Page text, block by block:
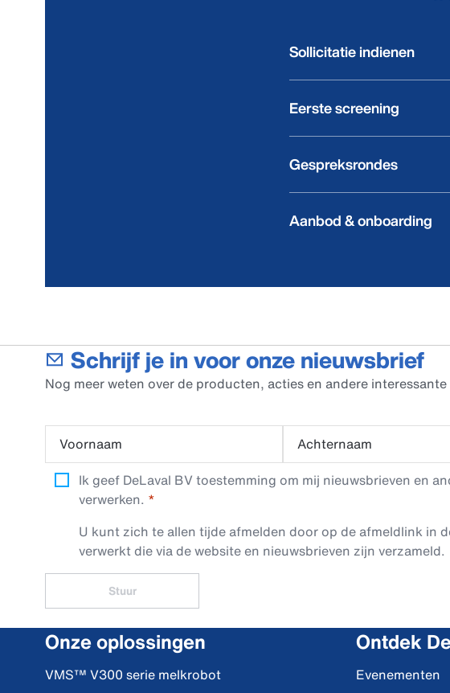
Sollicitatie indienen
Eerste screening
Gespreksrondes
Aanbod & onboarding
Schrijf je in voor onze nieuwsbrief
Nog meer weten over de producten, acties en andere interessante
Voornaam Achternaam
Ik geef DeLaval BV toestemming om mij nieuwsbrieven en
verwerken.
U kunt zich te allen tijde afmelden door op de afmeldlink in
verwerkt die via de website en nieuwsbrieven zijn verzameld.
Stuur
Onze oplossingen
VMS™ V300 serie melkrobot
Ontdek
Evenementen